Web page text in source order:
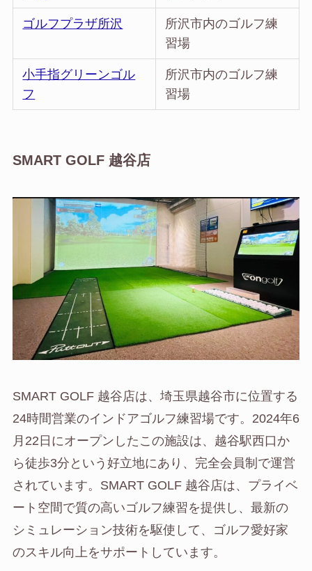
ゴルフプラザ所沢
所沢市内のゴルフ練
習場
小手指グリーンゴル
フ
所沢市内のゴルフ練
習場
SMART GOLF 越谷店
SMART GOLF 越谷店は、埼玉県越谷市に位置する
24時間営業のインドアゴルフ練習場です。2024年6
月22日にオープンしたこの施設は、越谷駅西口か
ら徒歩3分という好立地にあり、完全会員制で運営
されています。SMART GOLF 越谷店は、プライベ
ート空間で質の高いゴルフ練習を提供し、最新の
シミュレーション技術を駆使して、ゴルフ愛好家
のスキル向上をサポートしています。